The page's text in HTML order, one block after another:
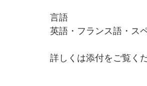
言語
英語・フランス語・ス
詳しくは添付をご覧く